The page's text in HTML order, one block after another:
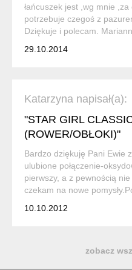
łańcuszek jest ,wg mnie
potrzebuje czegoś z
Dziękuje i polecam.
29.10.2014
Katarzyna napisał(a):
"STAR GIRL
(ROWER/OBŁOKI)"
Bardzo dziękuję Pani Ewie
ulubione połączenie-
pierwszy, a z pewnością
czekam na nowe
10.10.2012
zobacz